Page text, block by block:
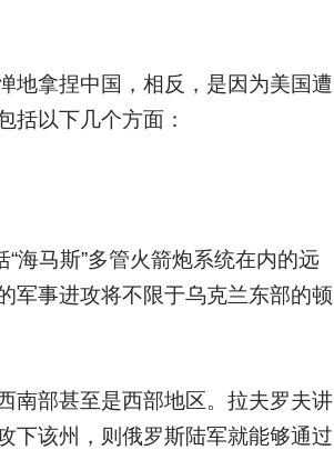
地拿捏中国，相反，是因为美国遭
括以下几个方面：
海马斯”多管火箭炮系统在内的远
军事进攻将不限于乌克兰东部的顿
南部甚至是西部地区。拉夫罗夫讲
下该州，则俄罗斯陆军就能够通过